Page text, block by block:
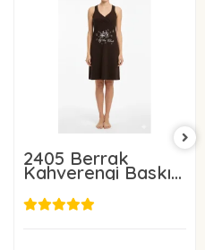
2405 Berrak
Kahverengi Baskılı
Elbise
18,00 USD